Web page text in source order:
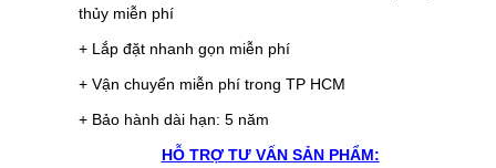
thủy miễn phí
+ Lắp đặt nhanh gọn miễn phí
+ Vận chuyển miễn phí trong TP HCM
+ Bảo hành dài hạn: 5 năm
HỖTRỢ TƯ VẤN SẢN PHẨM: